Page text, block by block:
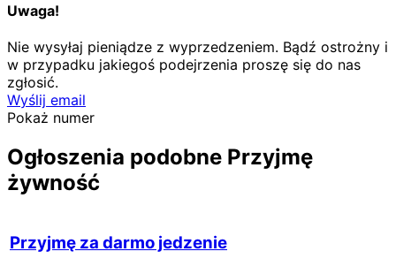
Uwaga!
Nie wysyłaj pieniądze z wyprzedzeniem. Bądź ostrożny i
w przypadku jakiegoś podejrzenia proszę się do nas
zgłosić.
Wyślij email
Pokaż numer
Ogłoszenia podobne Przyjmę
żywność
Przyjmę za darmo jedzenie